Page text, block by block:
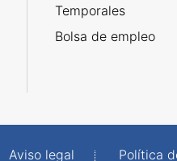
Temporales
Bolsa de empleo
Aviso legal Política